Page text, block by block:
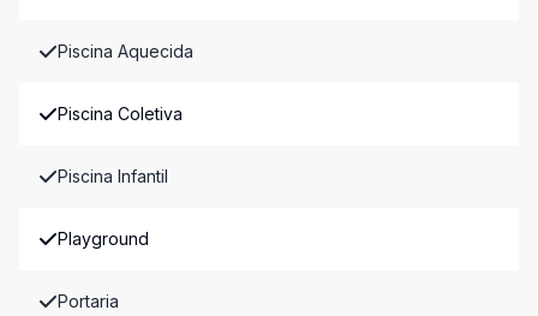
Piscina Aquecida
Piscina Coletiva
Piscina Infantil
Playground
Portaria